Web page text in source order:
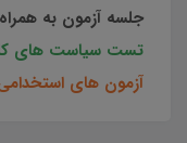
جلسه آزمون به
تست سیاست های
آزمون های